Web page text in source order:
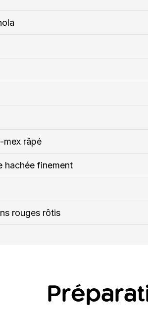
mex râpé
hachée finement
rouges rôtis